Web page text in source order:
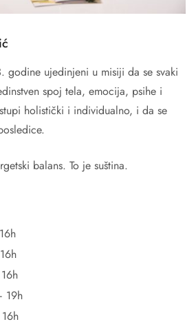
godine ujedinjeni u misiji da se svaki
spoj tela, emocija, psihe i
holistički i individualno, i da se
balans. To je suština.